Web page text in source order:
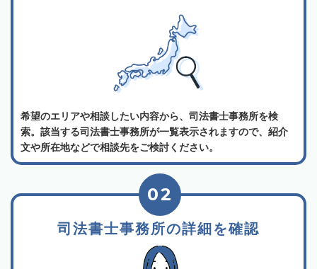
希望のエリアや相談したい内容から、司法書士事務所を検
索。該当する司法書士事務所が一覧表示されますので、紹介
文や所在地などで相談先をご検討ください。
司法書士事務所の詳細を確認
02